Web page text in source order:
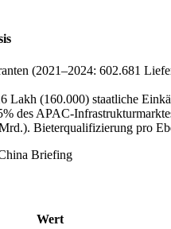
(2021–2024: 602.681
Lakh (160.000) staatliche
des APAC-
Bieterqualifizierung pro
Briefing
Wert